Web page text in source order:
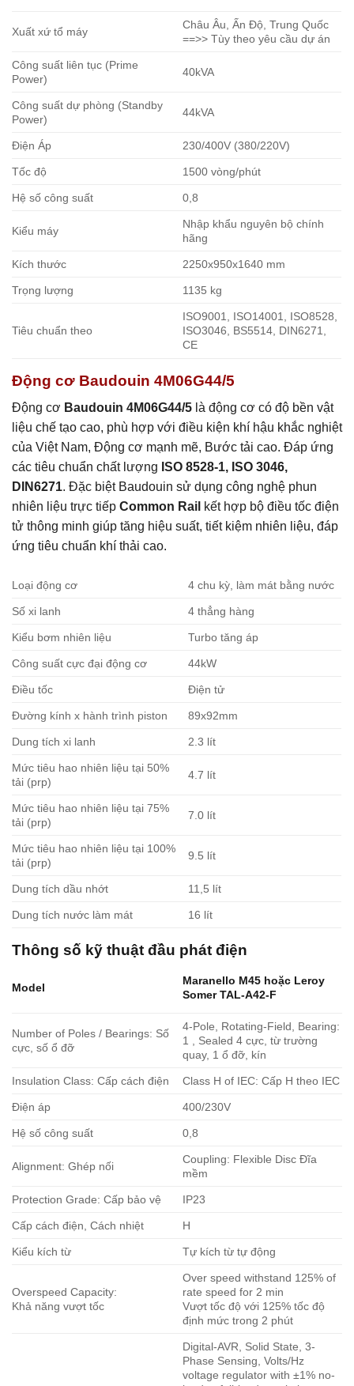
Xuất xứ tổ máy
Châu Âu, Ấn Độ, Trung Quốc
==>> Tùy theo yêu cầu dự án
Công suất liên tục (Prime
Power)
40kVA
Công suất dự phòng (Standby
Power)
44kVA
Điện Áp 230/400V (380/220V)
Tốc độ 1500 vòng/phút
Hệ số công suất 0,8
Kiểu máy
Nhập khẩu nguyên bộ chính
hãng
Kích thước 2250x950x1640 mm
Trọng lượng 1135 kg
Tiêu chuẩn theo
ISO9001, ISO14001, ISO8528,
ISO3046, BS5514, DIN6271,
CE
Động cơ Baudouin 4M06G44/5
Động cơ Baudouin 4M06G44/5 là động cơ có độ bền vật
liệu chế tạo cao, phù hợp với điều kiện khí hậu khắc nghiệt
của Việt Nam, Động cơ mạnh mẽ, Bước tải cao. Đáp ứng
các tiêu chuẩn chất lượng ISO 8528-1, ISO 3046,
DIN6271. Đặc biệt Baudouin sử dụng công nghệ phun
nhiên liệu trực tiếp Common Rail kết hợp bộ điều tốc điện
tử thông minh giúp tăng hiệu suất, tiết kiệm nhiên liệu, đáp
ứng tiêu chuẩn khí thải cao.
Loại động cơ 4 chu kỳ, làm mát bằng nước
Số xi lanh 4 thẳng hàng
Kiểu bơm nhiên liệu Turbo tăng áp
Công suất cực đại động cơ 44kW
Điều tốc Điện tử
Đường kính x hành trình piston 89x92mm
Dung tích xi lanh 2.3 lít
Mức tiêu hao nhiên liệu tại 50%
tải (prp)
4.7 lít
Mức tiêu hao nhiên liệu tại 75%
tải (prp)
7.0 lít
Mức tiêu hao nhiên liệu tại 100%
tải (prp)
9.5 lít
Dung tích dầu nhớt 11,5 lít
Dung tích nước làm mát 16 lít
Thông số kỹ thuật đầu phát điện
Model
Maranello M45 hoặc Leroy
Somer TAL-A42-F
Number of Poles / Bearings: Số
cực, số ổ đỡ
4-Pole, Rotating-Field, Bearing:
1 , Sealed 4 cực, từ trường
quay, 1 ổ đỡ, kín
Insulation Class: Cấp cách điện Class H of IEC: Cấp H theo IEC
Điện áp 400/230V
Hệ số công suất 0,8
Alignment: Ghép nối
Coupling: Flexible Disc Đĩa
mềm
Protection Grade: Cấp bảo vệ IP23
Cấp cách điện, Cách nhiệt H
Kiểu kích từ Tự kích từ tự động
Overspeed Capacity:
Khả năng vượt tốc
Over speed withstand 125% of
rate speed for 2 min
Vượt tốc độ với 125% tốc độ
định mức trong 2 phút
Digital-AVR, Solid State, 3-
Phase Sensing, Volts/Hz
voltage regulator with ±1% no-